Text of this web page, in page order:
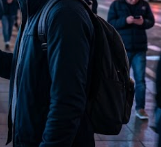
滅させる明確なロジック
「簡単に稼げるノウハウ」とい
なたの事業を殺す
Categories
Meta広告
PDCA
ROAS